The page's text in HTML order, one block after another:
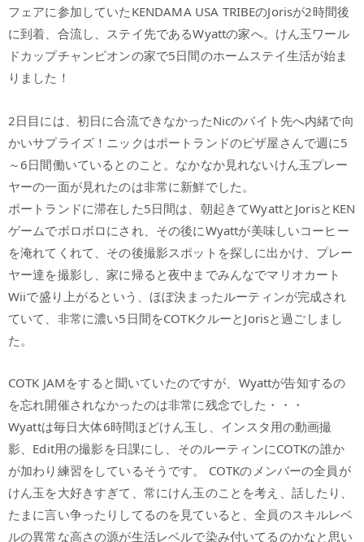
フェアに参加していたKENDAMA USA TRIBEのJorisが2時間後
に到着、合流し、ステイ先であるWyattの家へ。けん玉ワール
ドカップチャンピオンの家で5日間のホームステイ生活が始ま
りました！
2日目には、初日に合流できなかったNicのバイト先へ内緒で向
かいサプライズ！ニックはポートランドのピザ屋さんで週に5
～6日間働いているとのこと。なかなか見れないけん玉プレー
ヤーの一面が見れたのは非常に新鮮でした。
ポートランドに滞在した5日間は、朝起きてWyattとJorisとKEN
ゲームでボロボロにされ、その後にWyattが美味しいコーヒー
を淹れてくれて、その後撮影スポットを探しに出かけ、プレー
ヤー達を撮影し、家に帰ると夜中までみんなでマリオカート
Wiiで盛り上がるという、ほぼ決まったルーティンが完成され
ていて、非常に濃い5日間をCOTKクルーとJorisと過ごしまし
た。
COTK JAMをすると聞いていたのですが、Wyattが告知するの
を忘れ開催されなかったのは非常に残念でした・・・
Wyattは毎日大体6時間ほどけん玉し、インスタ用の動画撮
影、Edit用の撮影を日課にし、そのルーティンにCOTKの誰か
が加わり練習をしているそうです。 COTKのメンバーの全員が
けん玉を大好きすぎて、常にけん玉のことを考え、話したり、
たまに言い争ったりしてるのを見ていると、全員のスキルレベ
ルの異常な高さの源が生活レベルで染み付いてるのかなと思い